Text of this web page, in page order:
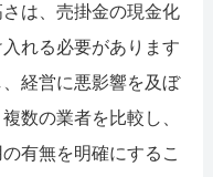
は、売掛金の現金化
れる必要があります
経営に悪影響を及ぼ
数の業者を比較し、
有無を明確にするこ